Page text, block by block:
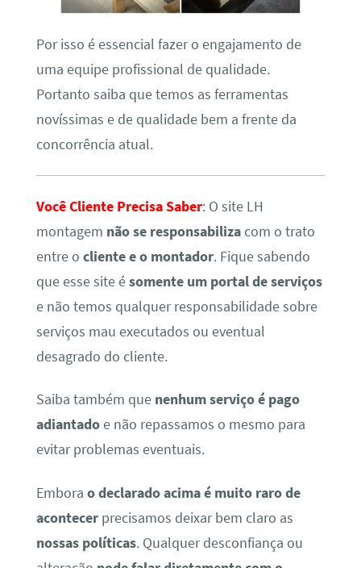
Por isso é essencial fazer o engajamento de
uma equipe profissional de qualidade.
Portanto saiba que temos as ferramentas
novíssimas e de qualidade bem a frente da
concorrência atual.
Você Cliente Precisa Saber: O site LH
montagem não se responsabilizacom o trato
entre o cliente e o montador. Fique sabendo
que esse site ésomente um portal de serviços
e não temos qualquer responsabilidade sobre
serviços mau executados ou eventual
desagrado do cliente.
Saiba também que nenhum serviço é pago
adiantadoe não repassamos o mesmo para
evitar problemas eventuais.
Embora o declarado acima é muito raro de
acontecerprecisamos deixar bem claro as
nossas políticas. Qualquer desconfiança ou